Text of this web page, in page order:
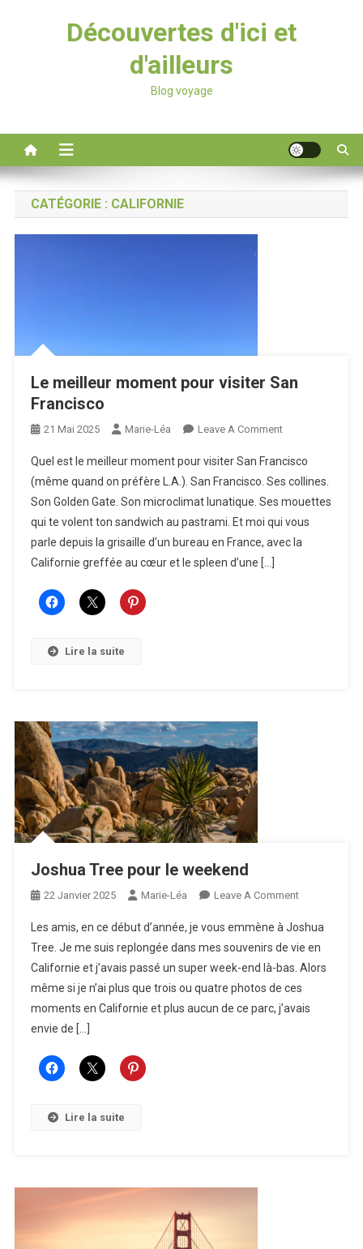
Découvertes d'ici et
d'ailleurs
Blog voyage
CATÉGORIE : CALIFORNIE
Le meilleur moment pour visiter San
Francisco
21 Mai 2025 Marie-Léa Leave A CommentOn
Meilleur
Moment
Pour
Visiter
San
Quel est le meilleur moment pour visiter San Francisco
(même quand on préfère L.A.). San Francisco. Ses collines.
Son Golden Gate. Son microclimat lunatique. Ses mouettes
qui te volent ton sandwich au pastrami. Et moi qui vous
parle depuis la grisaille d’un bureau en France, avec la
Californie greffée au cœur et le spleen d’une […]
Lire la suite
Joshua Tree pour le weekend
22 Janvier 2025 Marie-Léa Leave A CommentOn
Tree
Pour
Le
Weekend
Les amis, en ce début d’année, je vous emmène à Joshua
Tree. Je me suis replongée dans mes souvenirs de vie en
Californie et j’avais passé un super week-end là-bas. Alors
même si je n’ai plus que trois ou quatre photos de ces
moments en Californie et plus aucun de ce parc, j’avais
envie de […]
Lire la suite